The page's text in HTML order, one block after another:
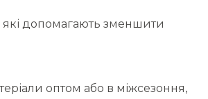
які допомагають зменшити
оптом або в міжсезоння,